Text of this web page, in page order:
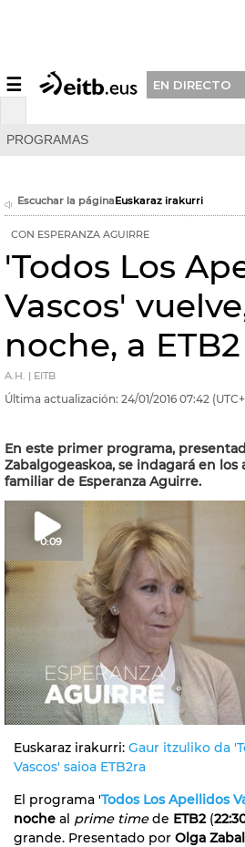
☰ EN DIRECTO
PROGRAMAS
Escuchar la páginaEuskaraz irakurri
CON ESPERANZA AGUIRRE
'Todos Los
Vascos'
noche, a ETB2
A.H. | EITB
Última actualización: 24/01/2016 07:42
En este primer programa,
Zabalgogeaskoa, se indagará en
familiar de Esperanza Aguirre.
0:09
Euskaraz irakurri: Gaur itzuliko da
Vascos' saioa ETB2ra
El programa 'Todos Los Apellidos
noche al prime timede ETB2 (
grande. Presentado por Olga